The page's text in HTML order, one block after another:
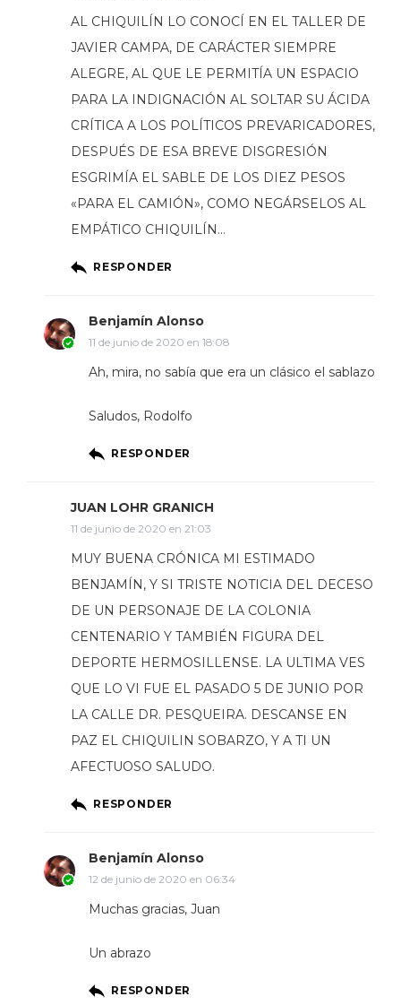
AL CHIQUILÍN LO CONOCÍ EN EL TALLER DE
JAVIER CAMPA, DE CARÁCTER SIEMPRE
ALEGRE, AL QUE LE PERMITÍA UN ESPACIO
PARA LA INDIGNACIÓN AL SOLTAR SU ÁCIDA
CRÍTICA A LOS POLÍTICOS PREVARICADORES,
DESPUÉS DE ESA BREVE DISGRESIÓN
ESGRIMÍA EL SABLE DE LOS DIEZ PESOS
«PARA EL CAMIÓN», COMO NEGÁRSELOS AL
EMPÁTICO CHIQUILÍN…
RESPONDER
Benjamín Alonso
11 de junio de 2020 en 18:08
Ah, mira, no sabía que era un clásico el sablazo
Saludos, Rodolfo
RESPONDER
JUAN LOHR GRANICH
11 de junio de 2020 en 21:03
MUY BUENA CRÓNICA MI ESTIMADO
BENJAMÍN, Y SI TRISTE NOTICIA DEL DECESO
DE UN PERSONAJE DE LA COLONIA
CENTENARIO Y TAMBIÉN FIGURA DEL
DEPORTE HERMOSILLENSE. LA ULTIMA VES
QUE LO VI FUE EL PASADO 5 DE JUNIO POR
LA CALLE DR. PESQUEIRA. DESCANSE EN
PAZ EL CHIQUILIN SOBARZO, Y A TI UN
AFECTUOSO SALUDO.
RESPONDER
Benjamín Alonso
12 de junio de 2020 en 06:34
Muchas gracias, Juan
Un abrazo
RESPONDER